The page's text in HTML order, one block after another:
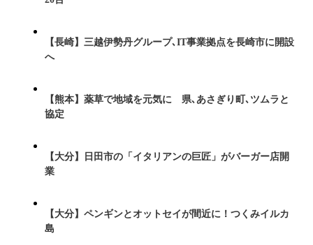
【長崎】三越伊勢丹グループ､IT事業拠点を長崎市に開設
へ
【熊本】薬草で地域を元気に 県､あさぎり町､ツムラと
協定
【大分】日田市の「イタリアンの巨匠」がバーガー店開
業
【大分】ペンギンとオットセイが間近に！つくみイルカ
島